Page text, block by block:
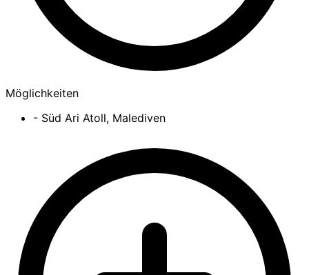
Möglichkeiten
- Süd Ari Atoll, Malediven